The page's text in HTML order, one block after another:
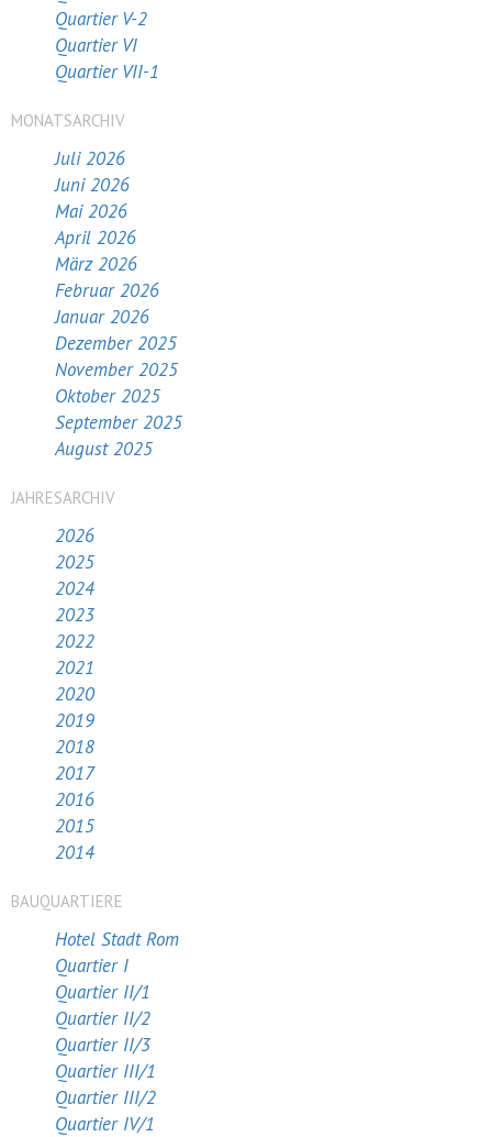
Quartier V-2
Quartier VI
Quartier VII-1
MONATSARCHIV
Juli 2026
Juni 2026
Mai 2026
April 2026
März 2026
Februar 2026
Januar 2026
Dezember 2025
November 2025
Oktober 2025
September 2025
August 2025
JAHRESARCHIV
2026
2025
2024
2023
2022
2021
2020
2019
2018
2017
2016
2015
2014
BAUQUARTIERE
Hotel Stadt Rom
Quartier I
Quartier II/1
Quartier II/2
Quartier II/3
Quartier III/1
Quartier III/2
Quartier IV/1